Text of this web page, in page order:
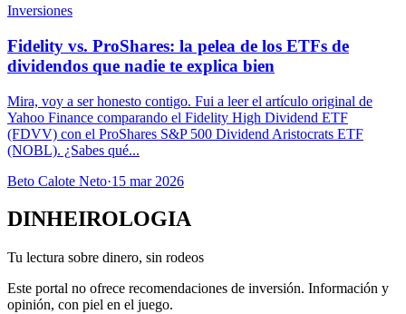
Inversiones
Fidelity vs. ProShares: la pelea de los ETFs de
dividendos que nadie te explica bien
Mira, voy a ser honesto contigo. Fui a leer el artículo original de
Yahoo Finance comparando el Fidelity High Dividend ETF
(FDVV) con el ProShares S&P 500 Dividend Aristocrats ETF
(NOBL). ¿Sabes qué...
Beto Calote Neto·15 mar 2026
DINHEIROLOGIA
Tu lectura sobre dinero, sin rodeos
Este portal no ofrece recomendaciones de inversión. Información y
opinión, con piel en el juego.